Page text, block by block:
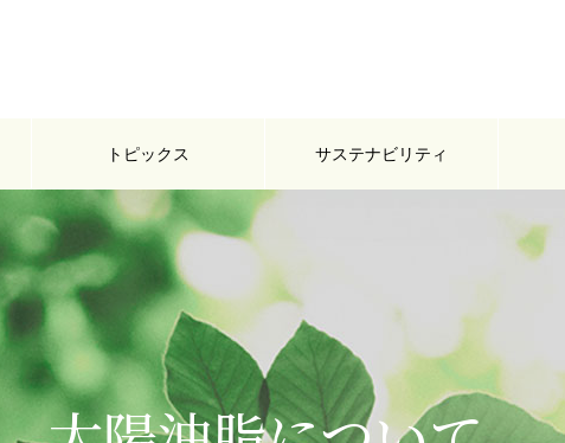
トピックス サステナビリティ